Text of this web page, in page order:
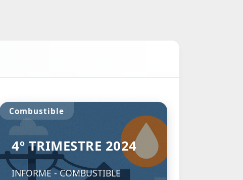
Empresas, Salarios y Puestos de
Trabajo del Sector Privado
3° Trimestre 2021
Salarios-Trabajo-Empleos del